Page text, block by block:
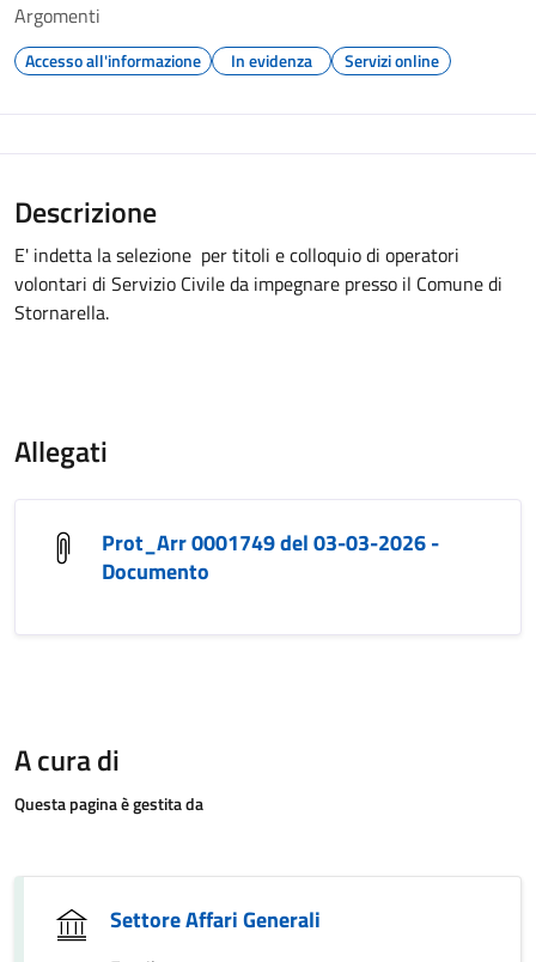
Argomenti
Accesso all'informazione In evidenza Servizi online
Descrizione
E' indetta la selezione per titoli e colloquio di operatori
volontari di Servizio Civile da impegnare presso il Comune di
Stornarella.
Allegati
Prot_Arr 0001749 del 03-03-2026 -
Documento
A cura di
Questa pagina è gestita da
Settore Affari Generali